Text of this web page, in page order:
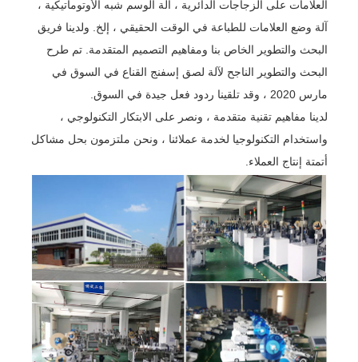
العلامات على الزجاجات الدائرية ، آلة الوسم شبه الأوتوماتيكية ،
آلة وضع العلامات للطباعة في الوقت الحقيقي ، إلخ. ولدينا فريق
البحث والتطوير الخاص بنا ومفاهيم التصميم المتقدمة. تم طرح
البحث والتطوير الناجح لآلة لصق إسفنج القناع في السوق في
مارس 2020 ، وقد تلقينا ردود فعل جيدة في السوق.
لدينا مفاهيم تقنية متقدمة ، ونصر على الابتكار التكنولوجي ،
واستخدام التكنولوجيا لخدمة عملائنا ، ونحن ملتزمون بحل مشاكل
أتمتة إنتاج العملاء.